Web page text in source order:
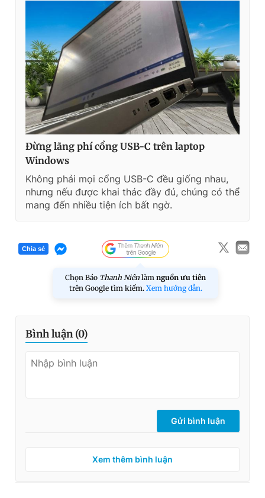
Đừng lãng phí cổng USB-C trên laptop
Windows
Không phải mọi cổng USB-C đều giống nhau,
nhưng nếu được khai thác đầy đủ, chúng có thể
mang đến nhiều tiện ích bất ngờ.
Chia sẻ
Chọn Báo Thanh Niên làm nguồn ưu tiên
trên Google tìm kiếm. Xem hướng dẫn.
Bình luận (0)
Gửi bình luận
Xem thêm bình luận